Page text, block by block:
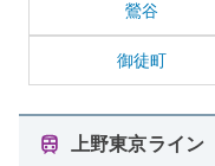
鶯谷
御徒町
上野東京ライン